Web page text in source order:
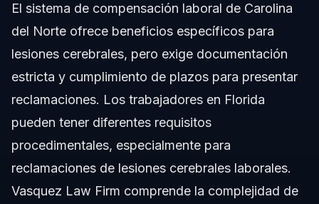
El sistema de compensación laboral de Carolina
del Norte ofrece beneficios específicos para
lesiones cerebrales, pero exige documentación
estricta y cumplimiento de plazos para presentar
reclamaciones. Los trabajadores en Florida
pueden tener diferentes requisitos
procedimentales, especialmente para
reclamaciones de lesiones cerebrales laborales.
Vasquez Law Firm comprende la complejidad de